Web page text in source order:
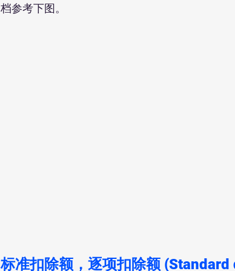
档参考下图。
标准扣除额，逐项扣除额